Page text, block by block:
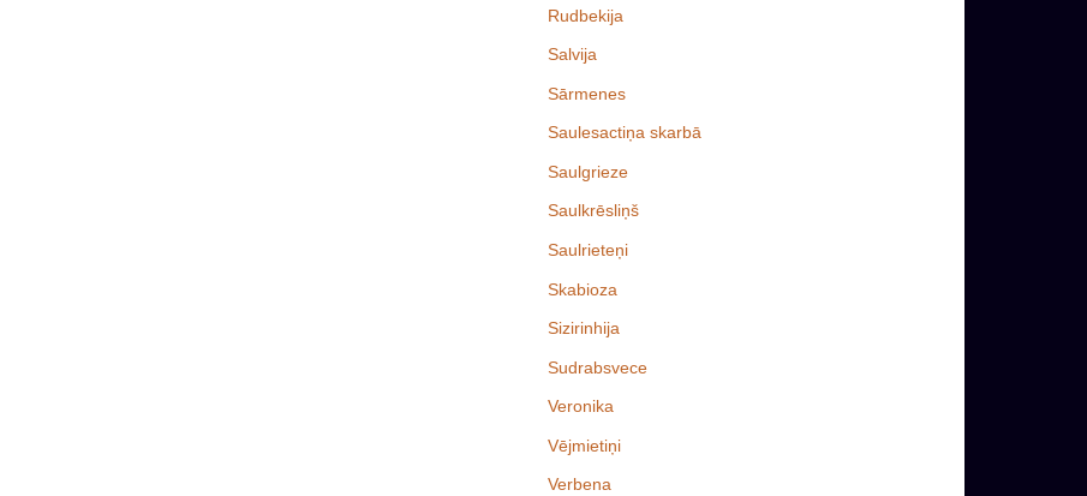
Rudbekija
Salvija
Sārmenes
Saulesactiņa skarbā
Saulgrieze
Saulkrēsliņš
Saulrieteņi
Skabioza
Sizirinhija
Sudrabsvece
Veronika
Vējmietiņi
Verbena